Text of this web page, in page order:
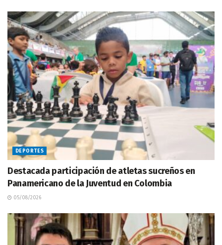
DEPORTES
Destacada participación de atletas sucreños en
Panamericano de la Juventud en Colombia
05/08/2026